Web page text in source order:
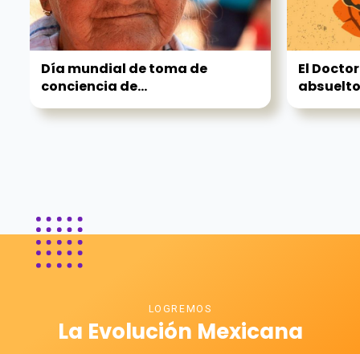
Día mundial de toma de
conciencia de...
El
LOGREMOS
La Evolución Mexicana